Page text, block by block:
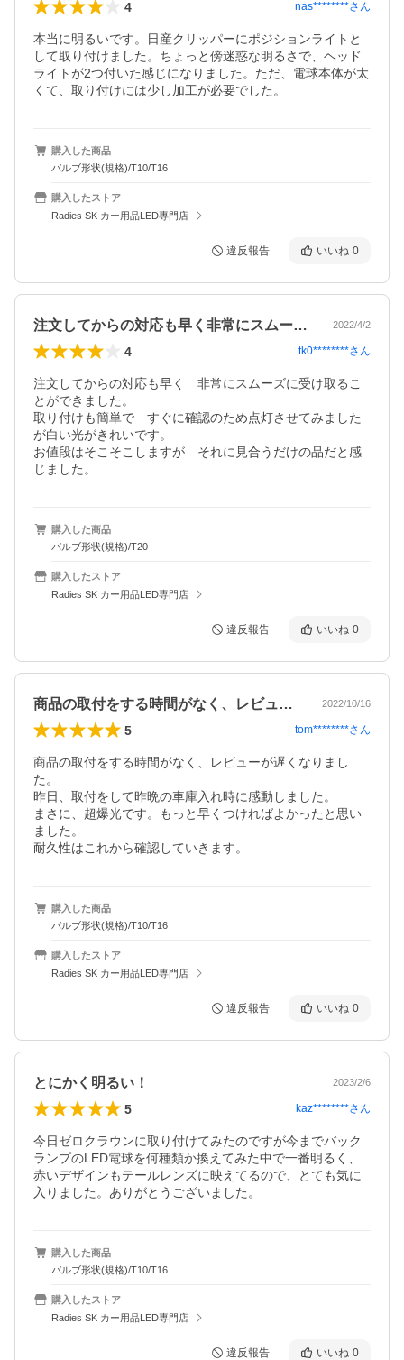
4 nas********さん
本当に明るいです。日産クリッパーにポジションライトと
して取り付けました。ちょっと傍迷惑な明るさで、ヘッド
ライトが2つ付いた感じになりました。ただ、電球本体が太
くて、取り付けには少し加工が必要でした。
購入した商品
バルブ形状(規格)/T10/T16
購入したストア
Radies SK カー用品LED専門店
違反報告 いいね 0
注文してからの対応も早く非常にスムーズ… 2022/4/2
4 tk0********さん
注文してからの対応も早く　非常にスムーズに受け取るこ
とができました。
取り付けも簡単で　すぐに確認のため点灯させてみました
が白い光がきれいです。
お値段はそこそこしますが　それに見合うだけの品だと感
じました。
購入した商品
バルブ形状(規格)/T20
購入したストア
Radies SK カー用品LED専門店
違反報告 いいね 0
商品の取付をする時間がなく、レビューが… 2022/10/16
5 tom********さん
商品の取付をする時間がなく、レビューが遅くなりまし
た。
昨日、取付をして昨晩の車庫入れ時に感動しました。
まさに、超爆光です。もっと早くつければよかったと思い
ました。
耐久性はこれから確認していきます。
購入した商品
バルブ形状(規格)/T10/T16
購入したストア
Radies SK カー用品LED専門店
違反報告 いいね 0
とにかく明るい！ 2023/2/6
5 kaz********さん
今日ゼロクラウンに取り付けてみたのですが今までバック
ランプのLED電球を何種類か換えてみた中で一番明るく、
赤いデザインもテールレンズに映えてるので、とても気に
入りました。ありがとうございました。
購入した商品
バルブ形状(規格)/T10/T16
購入したストア
Radies SK カー用品LED専門店
違反報告 いいね 0